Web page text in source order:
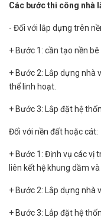
Các bước thi công nhà
- Đối với lắp dựng trên
+ Bước 1: cần tạo nền
+ Bước 2: Lắp dựng nhà
thể linh hoạt.
+ Bước 3: Lắp đặt hệ
Đối với nền đất hoặc cát:
+ Bước 1: Định vụ các vị
liên kết hệ khung dầm
+ Bước 2: Lắp dựng nhà
+ Bước 3: Lắp đặt hệ